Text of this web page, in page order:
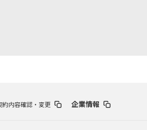
約内容確認・変更 企業情報